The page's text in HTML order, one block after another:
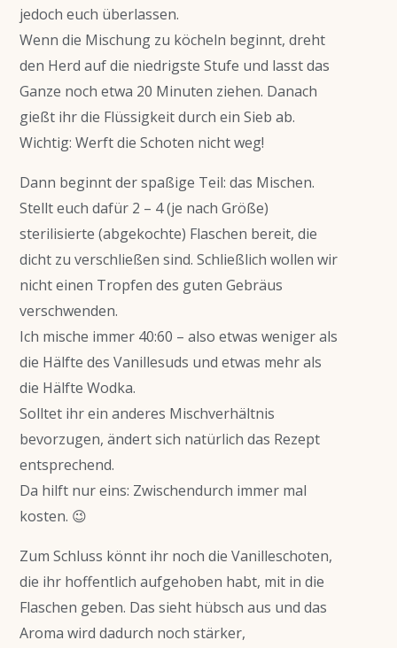
jedoch euch überlassen.
Wenn die Mischung zu köcheln beginnt, dreht
den Herd auf die niedrigste Stufe und lasst das
Ganze noch etwa 20 Minuten ziehen. Danach
gießt ihr die Flüssigkeit durch ein Sieb ab.
Wichtig: Werft die Schoten nicht weg!
Dann beginnt der spaßige Teil: das Mischen.
Stellt euch dafür 2 – 4 (je nach Größe)
sterilisierte (abgekochte) Flaschen bereit, die
dicht zu verschließen sind. Schließlich wollen wir
nicht einen Tropfen des guten Gebräus
verschwenden.
Ich mische immer 40:60 – also etwas weniger als
die Hälfte des Vanillesuds und etwas mehr als
die Hälfte Wodka.
Solltet ihr ein anderes Mischverhältnis
bevorzugen, ändert sich natürlich das Rezept
entsprechend.
Da hilft nur eins: Zwischendurch immer mal
kosten. 😉
Zum Schluss könnt ihr noch die Vanilleschoten,
die ihr hoffentlich aufgehoben habt, mit in die
Flaschen geben. Das sieht hübsch aus und das
Aroma wird dadurch noch stärker,